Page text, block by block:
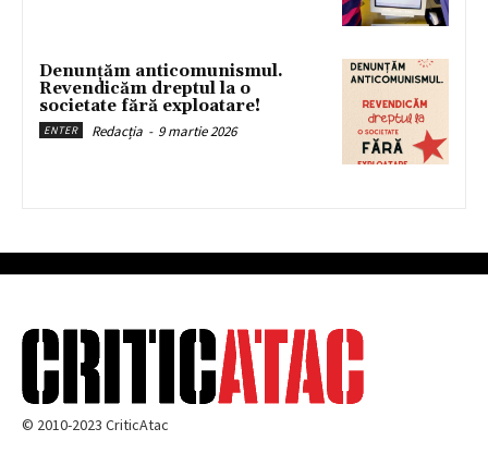
Denunțăm anticomunismul.
Revendicăm dreptul la o
societate fără exploatare!
ENTER Redacția - 9 martie 2026
© 2010-2023 CriticAtac